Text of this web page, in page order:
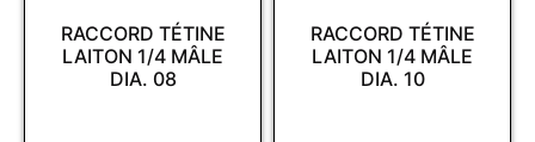
RACCORD TÉTINE
LAITON 1/4 MÂLE
DIA. 08
RACCORD TÉTINE
LAITON 1/4 MÂLE
DIA. 10